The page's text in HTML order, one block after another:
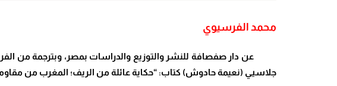
محمد الفرسيوي
عن دار صفصافة للنشر والتوزيع والدراسات بمصر، وبترجمة من
جلاسيي (نعيمة حادوش) كتاب: “حكاية عائلة من الريف؛ المغرب من